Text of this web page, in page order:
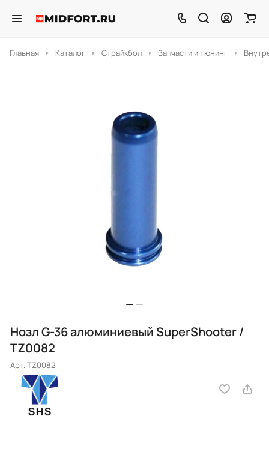
Главная Каталог Страйкбол Запчасти и тюнинг
Нозл G-36 алюминиевый SuperShooter /
TZ0082
Арт.TZ0082